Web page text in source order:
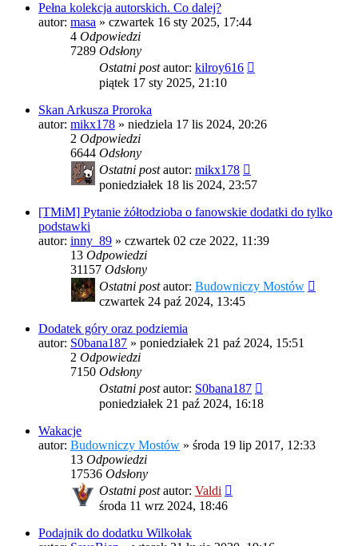
Pełna kolekcja autorskich. Co dalej?
autor: masa » czwartek 16 sty 2025, 17:44
4 Odpowiedzi
7289 Odsłony
Ostatni postautor: kilroy616
piątek 17 sty 2025, 21:10
Skan Arkusza Proroka
autor: mikx178 » niedziela 17 lis 2024, 20:26
2 Odpowiedzi
6644 Odsłony
Ostatni postautor: mikx178
poniedziałek 18 lis 2024, 23:57
[TMiM] Pytanie żółtodzioba o fanowskie dodatki do tylko
podstawki
autor: inny_89 » czwartek 02 cze 2022, 11:39
13 Odpowiedzi
31157 Odsłony
Ostatni postautor: Budowniczy Mostów
czwartek 24 paź 2024, 13:45
Dodatek góry oraz podziemia
autor: S0bana187 » poniedziałek 21 paź 2024, 15:51
2 Odpowiedzi
7150 Odsłony
Ostatni postautor: S0bana187
poniedziałek 21 paź 2024, 16:18
Wakacje
autor: Budowniczy Mostów » środa 19 lip 2017, 12:33
13 Odpowiedzi
17536 Odsłony
Ostatni postautor: Valdi
środa 11 wrz 2024, 18:46
Podajnik do dodatku Wilkołak